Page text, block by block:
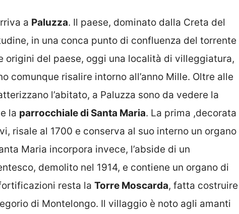
a Paluzza. Il paese, dominato dalla Creta del
in una conca punto di confluenza del torrente
origini del paese, oggi una località di villeggiatura,
comunque risalire intorno all’anno Mille. Oltre alle
l’abitato, a Paluzza sono da vedere la
e la parrocchiale di Santa Maria. La prima ,decorata
risale al 1700 e conserva al suo interno un organo
Maria incorpora invece, l’abside di un
demolito nel 1914, e contiene un organo di
resta la Torre Moscarda, fatta costruire
di Montelongo. Il villaggio è noto agli amanti